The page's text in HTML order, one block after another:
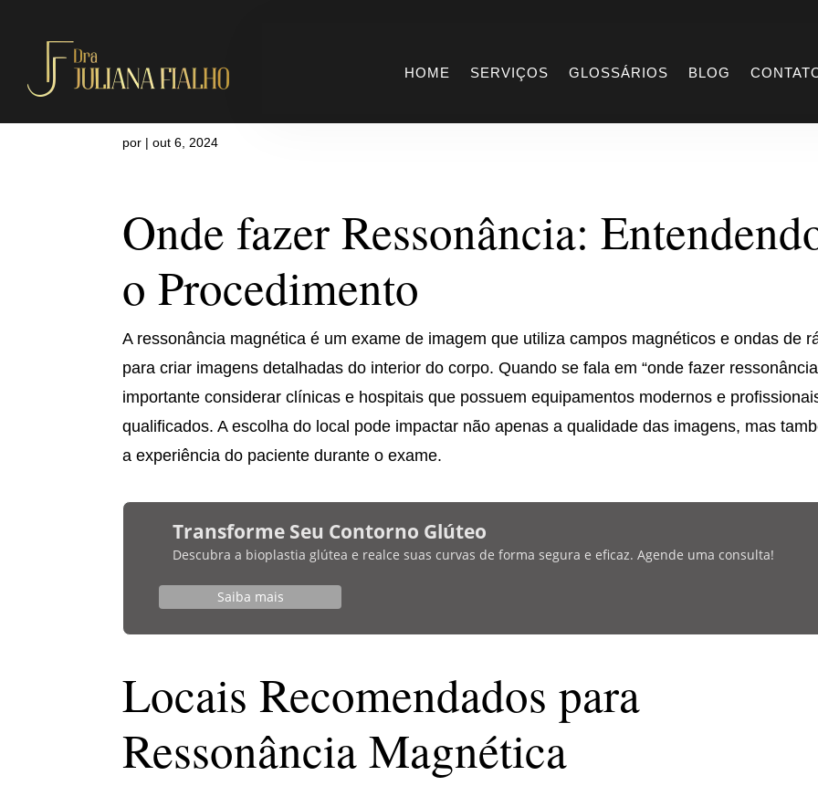
HOME SERVIÇOS GLOSSÁRIOS BLOG
Onde fazer Ressonância
por |out 6, 2024
Onde fazer Ressonância:
o Procedimento
A ressonância magnética é um exame de imagem que utiliza campos magnéticos e ondas de
para criar imagens detalhadas do interior do corpo. Quando se fala em “onde fazer
importante considerar clínicas e hospitais que possuem equipamentos modernos e
qualificados. A escolha do local pode impactar não apenas a qualidade das imagens, mas
a experiência do paciente durante o exame.
Transforme Seu Contorno Glúteo
Descubra a bioplastia glútea e realce suas curvas de forma segura e eficaz. Agende uma consulta!
Saiba mais
Locais Recomendados para
Ressonância Magnética